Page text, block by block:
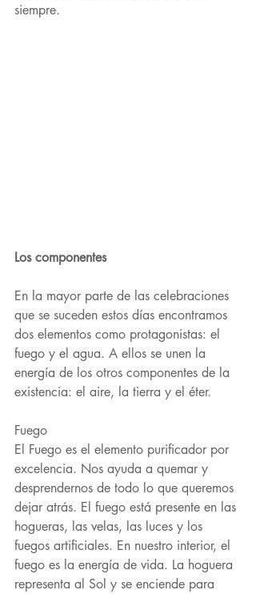
siempre.
Los componentes
En la mayor parte de las celebraciones
que se suceden estos días encontramos
dos elementos como protagonistas: el
fuego y el agua. A ellos se unen la
energía de los otros componentes de la
existencia: el aire, la tierra y el éter.
Fuego
El Fuego es el elemento purificador por
excelencia. Nos ayuda a quemar y
desprendernos de todo lo que queremos
dejar atrás. El fuego está presente en las
hogueras, las velas, las luces y los
fuegos artificiales. En nuestro interior, el
fuego es la energía de vida. La hoguera
representa al Sol y se enciende para